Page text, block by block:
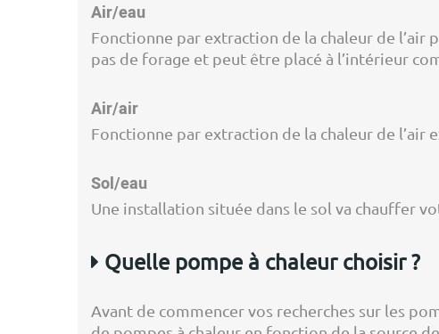
Air/eau
Fonctionne par extraction de la chaleur de l’air
pas de forage et peut être placé à l’intérieur
Air/air
Fonctionne par extraction de la chaleur de l’air
Sol/eau
Une installation située dans le sol va chauffer
Quelle pompe à chaleur choisir ?
Avant de commencer vos recherches sur les